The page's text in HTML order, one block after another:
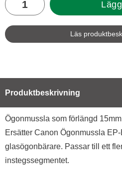
Läs
Produktbeskrivning
Ögonmussla som förlängd
Ersätter Canon Ögonmussla
glasögonbärare. Passar till ett
instegssegmentet.